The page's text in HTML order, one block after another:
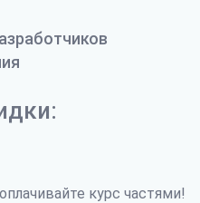
курс частями!